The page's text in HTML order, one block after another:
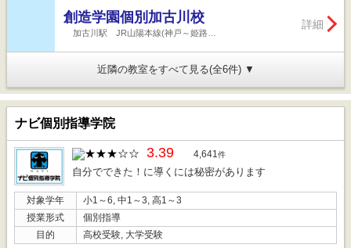
創造学園個別加古川校
加古川駅 JR山陽本線(神戸～姫路…
詳細
近隣の教室をすべて見る(全6件) ▼
ナビ個別指導学院
3.39 4,641件
自分でできた！に導くには秘密があります
対象学年
小1～6, 中1～3, 高1～3
授業形式
個別指導
目的
高校受験, 大学受験